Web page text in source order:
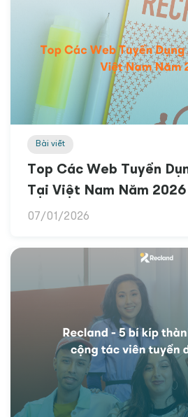
Bài viết
Top Các Web Tuyển
Tại Việt Nam Năm 2026
07/01/2026